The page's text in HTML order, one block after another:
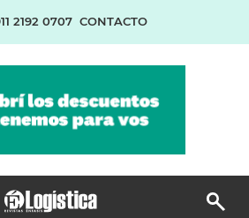
2192 0707 CONTACTO